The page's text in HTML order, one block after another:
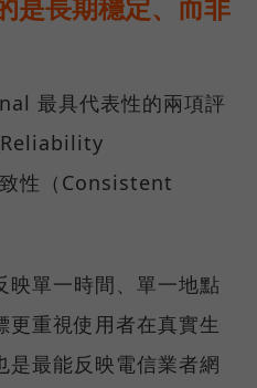
最具代表性的兩項評
Reliability
性（Consistent
映單一時間、單一地點
更重視使用者在真實生
是最能反映電信業者網